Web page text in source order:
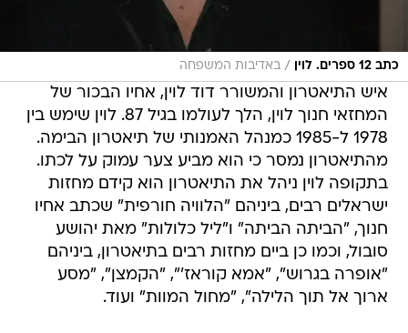
כתב 12 ספרים. לוין / באדיבות המשפחה
איש התיאטרון והמשורר דוד לוין, אחיו הבכור של
המחזאי חנוך לוין, הלך לעולמו בגיל 87. לוין שימש בין
1978 ל-1985 כמנהל האמנותי של תיאטרון הבימה.
מהתיאטרון נמסר כי הוא מביע צער עמוק על לכתו.
בתקופה לוין ניהל את התיאטרון הוא קידם מחזות
ישראלים רבים, ביניהם "הלוויה חורפית" שכתב אחיו
חנוך, "הביתה הביתה" ו"ליל כלולות" מאת יהושע
סובול, וכמו כן ביים מחזות רבים בתיאטרון, ביניהם
"אופרה בגרוש", "אמא קוראז'", "הקמצן", "מסע
ארוך אל תוך הלילה", "מחול המוות" ועוד.